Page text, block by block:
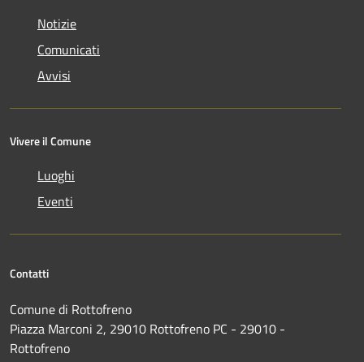
Notizie
Comunicati
Avvisi
Vivere il Comune
Luoghi
Eventi
Contatti
Comune di Rottofreno
Piazza Marconi 2, 29010 Rottofreno PC - 29010 -
Rottofreno